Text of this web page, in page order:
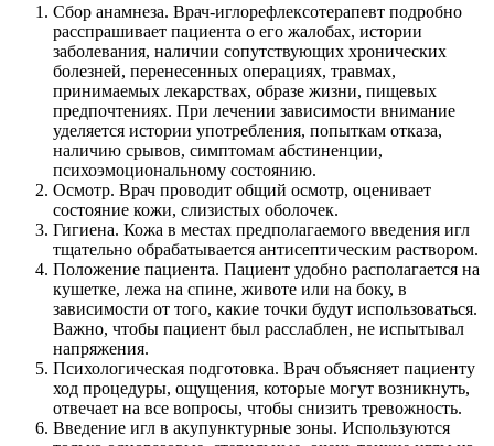
Сбор анамнеза. Врач-иглорефлексотерапевт подробно
расспрашивает пациента о его жалобах, истории
заболевания, наличии сопутствующих хронических
болезней, перенесенных операциях, травмах,
принимаемых лекарствах, образе жизни, пищевых
предпочтениях. При лечении зависимости внимание
уделяется истории употребления, попыткам отказа,
наличию срывов, симптомам абстиненции,
психоэмоциональному состоянию.
Осмотр. Врач проводит общий осмотр, оценивает
состояние кожи, слизистых оболочек.
Гигиена. Кожа в местах предполагаемого введения игл
тщательно обрабатывается антисептическим раствором.
Положение пациента. Пациент удобно располагается на
кушетке, лежа на спине, животе или на боку, в
зависимости от того, какие точки будут использоваться.
Важно, чтобы пациент был расслаблен, не испытывал
напряжения.
Психологическая подготовка. Врач объясняет пациенту
ход процедуры, ощущения, которые могут возникнуть,
отвечает на все вопросы, чтобы снизить тревожность.
Введение игл в акупунктурные зоны. Используются